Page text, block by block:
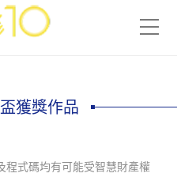
獲獎作品
程式碼均有可能受智慧財產權